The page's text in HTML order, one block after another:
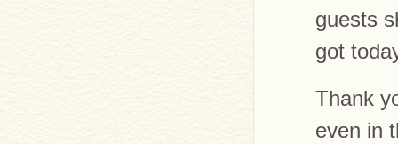
guests
got
Thank
even in